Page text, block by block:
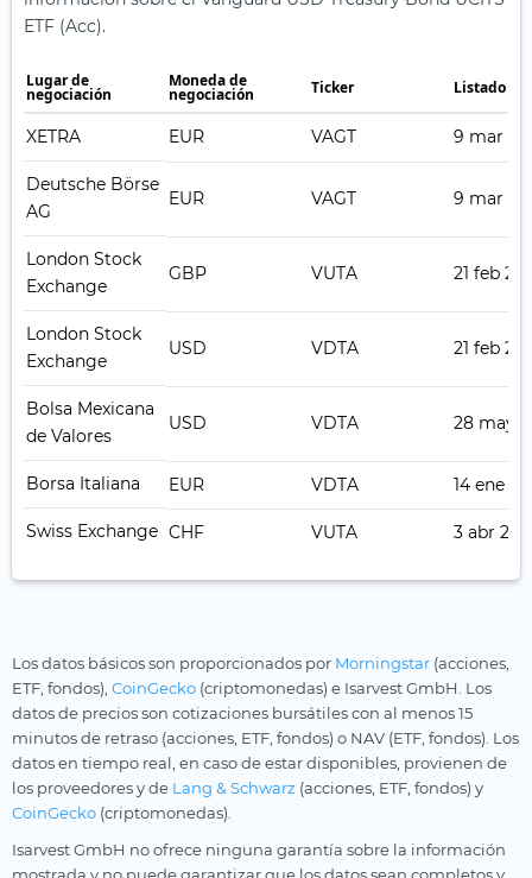
ETF (Acc).
Lugar de
negociación
Moneda de
negociación Ticker Listado en
XETRA EUR VAGT 9 mar
Deutsche Börse
AG
EUR VAGT 9 mar
London Stock
Exchange
GBP VUTA 21 feb
London Stock
Exchange
USD VDTA 21 feb
Bolsa Mexicana
de Valores
USD VDTA 28 may
Borsa Italiana EUR VDTA 14 ene
Swiss Exchange CHF VUTA 3 abr
Los datos básicos son proporcionados por Morningstar (acciones,
ETF, fondos), CoinGecko (criptomonedas) e Isarvest GmbH. Los
datos de precios son cotizaciones bursátiles con al menos 15
minutos de retraso (acciones, ETF, fondos) o NAV (ETF, fondos). Los
datos en tiempo real, en caso de estar disponibles, provienen de
los proveedores y de Lang & Schwarz (acciones, ETF, fondos) y
CoinGecko (criptomonedas).
Isarvest GmbH no ofrece ninguna garantía sobre la información